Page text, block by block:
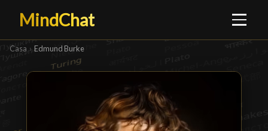
MindChat
Casa › Edmund Burke